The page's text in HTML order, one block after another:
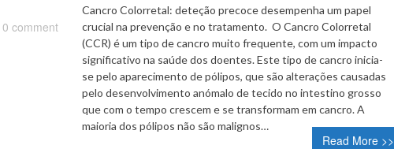
0 comment
Cancro Colorretal: deteção precoce desempenha um papel
crucial na prevenção e no tratamento. O Cancro Colorretal
(CCR) é um tipo de cancro muito frequente, com um impacto
significativo na saúde dos doentes. Este tipo de cancro inicia-
se pelo aparecimento de pólipos, que são alterações causadas
pelo desenvolvimento anómalo de tecido no intestino grosso
que com o tempo crescem e se transformam em cancro. A
maioria dos pólipos não são malignos…
Read More >>